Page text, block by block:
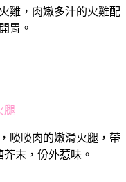
雞，⾁嫩多汁的火雞配
胃。
腿
啖啖⾁的嫩滑火腿，帶
末，份外惹味。